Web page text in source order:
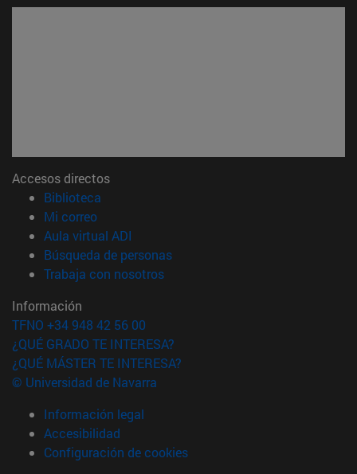
Accesos directos
Biblioteca
Mi correo(abre en nueva ventana)
Aula virtual ADI
Búsqueda de personas(abre en nueva ventana)
Trabaja con nosotros(abre en nueva ventana)
Información
TFNO +34 948 42 56 00
¿QUÉ GRADO TE INTERESA?
¿QUÉ MÁSTER TE INTERESA?
© Universidad de Navarra
Información legal
Accesibilidad
Configuración de cookies